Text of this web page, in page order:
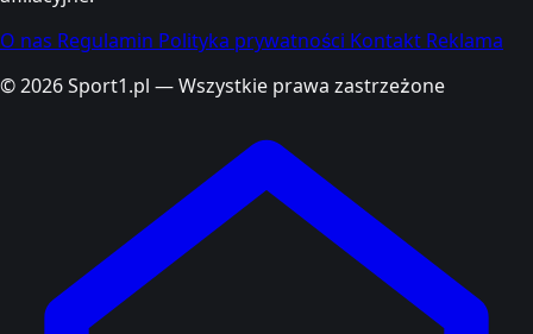
O nas Regulamin Polityka prywatności Kontakt Reklama
© 2026 Sport1.pl — Wszystkie prawa zastrzeżone